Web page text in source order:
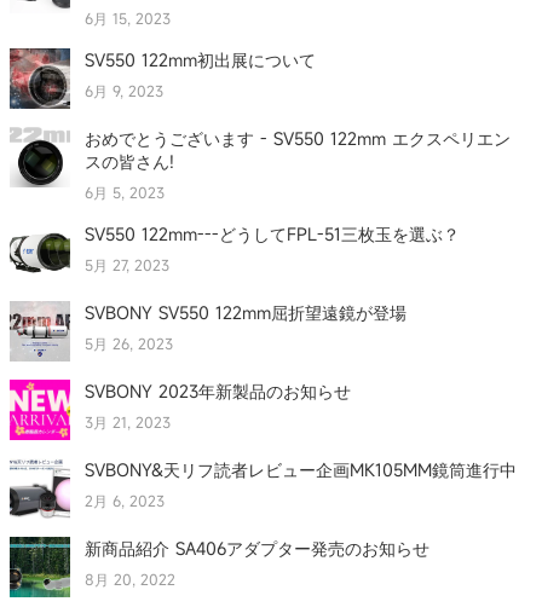
6月 15, 2023
SV550 122mm初出展について
6月 9, 2023
おめでとうございます - SV550 122mm エクスペリエン
スの皆さん!
6月 5, 2023
SV550 122mm---どうしてFPL-51三枚玉を選ぶ？
5月 27, 2023
SVBONY SV550 122mm屈折望遠鏡が登場
5月 26, 2023
SVBONY 2023年新製品のお知らせ
3月 21, 2023
SVBONY&天リフ読者レビュー企画MK105MM鏡筒進行中
2月 6, 2023
新商品紹介 SA406アダプター発売のお知らせ
8月 20, 2022